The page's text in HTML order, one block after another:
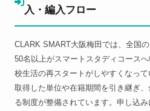
入・編入フロー
CLARK SMART大阪梅田では、全国
50名以上がスマートスタディコース
校生活の再スタートがしやすくなっ
取得した単位や在籍期間を引き継ぎ
る制度が整備されています。申し込